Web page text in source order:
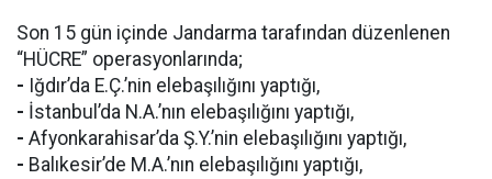
Son 15 gün içinde Jandarma tarafından düzenlenen
“HÜCRE” operasyonlarında;
- Iğdır’da E.Ç.’nin elebaşılığını yaptığı,
- İstanbul’da N.A.’nın elebaşılığını yaptığı,
- Afyonkarahisar’da Ş.Y.’nin elebaşılığını yaptığı,
- Balıkesir’de M.A.’nın elebaşılığını yaptığı,